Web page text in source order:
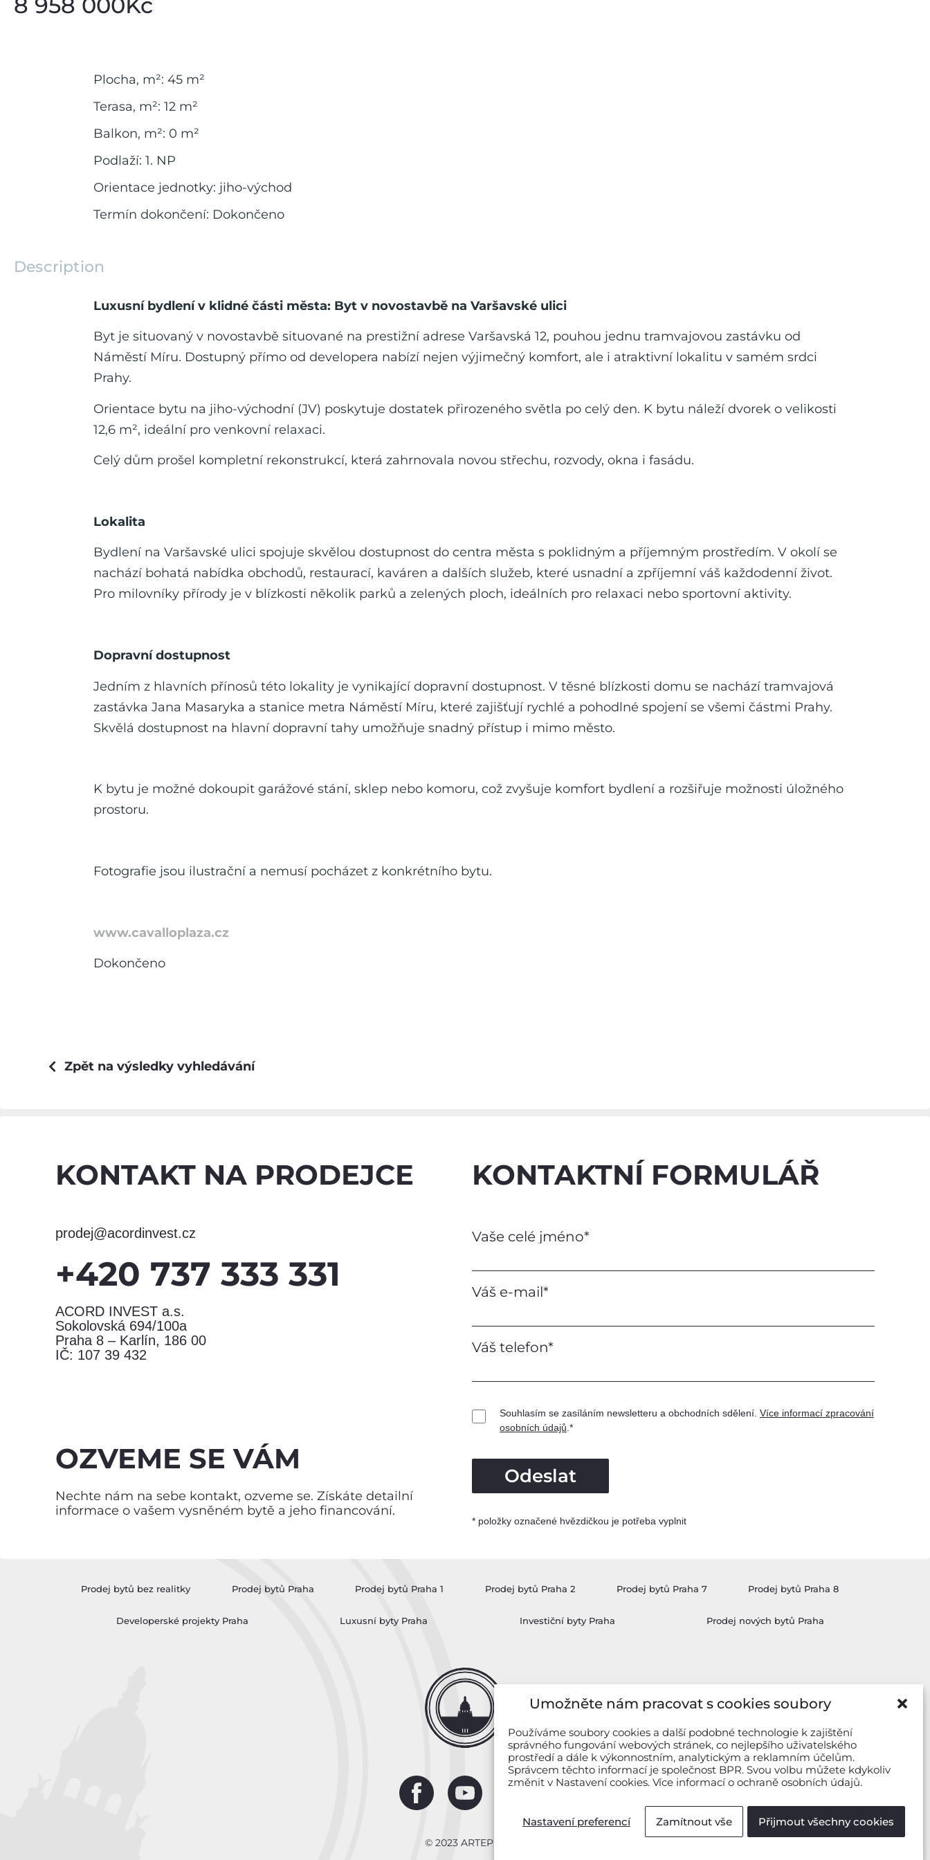
Umožněte nám pracovat s cookies soubory
Používáme soubory cookies a další podobné technologie k zajištění
správného fungování webových stránek, co nejlepšího uživatelského
prostředí a dále k výkonnostním, analytickým a reklamním účelům.
Správcem těchto informací je společnost BPR. Svou volbu můžete kdykoliv
změnit v Nastavení cookies. Více informací o ochraně osobních údajů.
Přijmout všechny cookies
Zamítnout vše
Nastavení preferencí
Plocha, m²: 45 m²
Terasa, m²: 12 m²
Balkon, m²: 0 m²
Podlaží: 1. NP
Orientace jednotky: jiho-východ
Termín dokončení: Dokončeno
Description
Luxusní bydlení v klidné části města: Byt v novostavbě na Varšavské ulici
Byt je situovaný v novostavbě situované na prestižní adrese Varšavská 12, pouhou jednu tramvajovou zastávku od
Náměstí Míru. Dostupný přímo od developera nabízí nejen výjimečný komfort, ale i atraktivní lokalitu v samém srdci
Prahy.
Orientace bytu na jiho-východní (JV) poskytuje dostatek přirozeného světla po celý den. K bytu náleží dvorek o velikosti
12,6 m², ideální pro venkovní relaxaci.
Celý dům prošel kompletní rekonstrukcí, která zahrnovala novou střechu, rozvody, okna i fasádu.
Lokalita
Bydlení na Varšavské ulici spojuje skvělou dostupnost do centra města s poklidným a příjemným prostředím. V okolí se
nachází bohatá nabídka obchodů, restaurací, kaváren a dalších služeb, které usnadní a zpříjemní váš každodenní život.
Pro milovníky přírody je v blízkosti několik parků a zelených ploch, ideálních pro relaxaci nebo sportovní aktivity.
Dopravní dostupnost
Jedním z hlavních přínosů této lokality je vynikající dopravní dostupnost. V těsné blízkosti domu se nachází tramvajová
zastávka Jana Masaryka a stanice metra Náměstí Míru, které zajišťují rychlé a pohodlné spojení se všemi částmi Prahy.
Skvělá dostupnost na hlavní dopravní tahy umožňuje snadný přístup i mimo město.
K bytu je možné dokoupit garážové stání, sklep nebo komoru, což zvyšuje komfort bydlení a rozšiřuje možnosti úložného
prostoru.
Fotografie jsou ilustrační a nemusí pocházet z konkrétního bytu.
www.cavalloplaza.cz
Dokončeno
Zpět na výsledky vyhledávání
KONTAKT NA PRODEJCE
prodej@acordinvest.cz
+420 737 333 331
ACORD INVEST a.s.
Sokolovská 694/100a
Praha 8 – Karlín, 186 00
IČ: 107 39 432
OZVEME SE VÁM
Nechte nám na sebe kontakt, ozveme se. Získáte detailní
informace o vašem vysněném bytě a jeho financování.
KONTAKTNÍ FORMULÁŘ
Vaše celé jméno*
Váš e-mail*
Váš telefon*
Souhlasím se zasíláním newsletteru a obchodních sdělení. Více informací zpracování
osobních údajů .*
* položky označené hvězdičkou je potřeba vyplnit
Odeslat
Prodej bytů bez realitky Prodej bytů Praha Prodej bytů Praha 1 Prodej bytů Praha 2 Prodej bytů Praha 7 Prodej bytů Praha 8
Developerské projekty Praha Luxusní byty Praha Investiční byty Praha Prodej nových bytů Praha
© 2023 ARTEP.cz